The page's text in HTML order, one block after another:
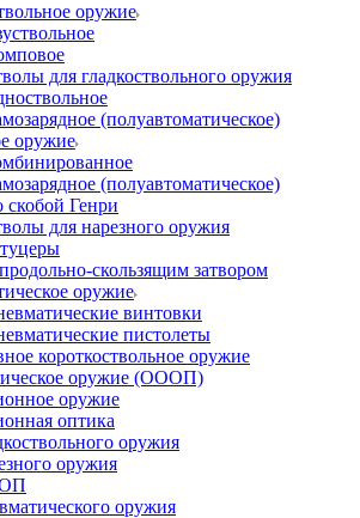
оружие
для гладкоствольного оружия
(полуавтоматическое)
оружие
(полуавтоматическое)
скобой Генри
для нарезного оружия
скользящим затвором
оружие
винтовки
пистолеты
короткоствольное оружие
оружие (ОООП)
оружие
оптика
оружия
оружия
оружия